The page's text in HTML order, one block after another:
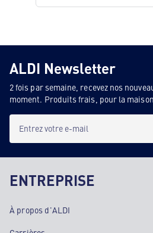
ALDI Newsletter
2 fois par semaine, recevez nos
moment. Produits frais, pour la
Entrez votre e-mail
ENTREPRISE
À propos d'ALDI